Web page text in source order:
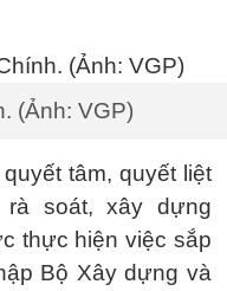
(Ảnh: VGP)
tâm, quyết liệt
rà soát, xây dựng
thực hiện việc sắp
Bộ Xây dựng và